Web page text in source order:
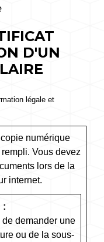
D'UN
légale et
numérique
Vous devez
lors de la
internet.
:
demander une
ou de la sous-